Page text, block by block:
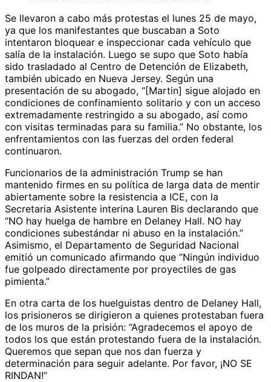
Se llevaron a cabo más protestas el lunes 25 de mayo,
ya que los manifestantes que buscaban a Soto
intentaron bloquear e inspeccionar cada vehículo que
salía de la instalación. Luego se supo que Soto había
sido trasladado al Centro de Detención de Elizabeth,
también ubicado en Nueva Jersey. Según una
presentación de su abogado, “[Martin] sigue alojado en
condiciones de confinamiento solitario y con un acceso
extremadamente restringido a su abogado, así como
con visitas terminadas para su familia.” No obstante, los
enfrentamientos con las fuerzas del orden federal
continuaron.
Funcionarios de la administración Trump se han
mantenido firmes en su política de larga data de mentir
abiertamente sobre la resistencia a ICE, con la
Secretaria Asistente interina Lauren Bis declarando que
“NO hay huelga de hambre en Delaney Hall. NO hay
condiciones subestándar ni abuso en la instalación.”
Asimismo, el Departamento de Seguridad Nacional
emitió un comunicado afirmando que “Ningún individuo
fue golpeado directamente por proyectiles de gas
pimienta.”
En otra carta de los huelguistas dentro de Delaney Hall,
los prisioneros se dirigieron a quienes protestaban fuera
de los muros de la prisión: “Agradecemos el apoyo de
todos los que están protestando fuera de la instalación.
Queremos que sepan que nos dan fuerza y
determinación para seguir adelante. Por favor, ¡NO SE
RINDAN!”